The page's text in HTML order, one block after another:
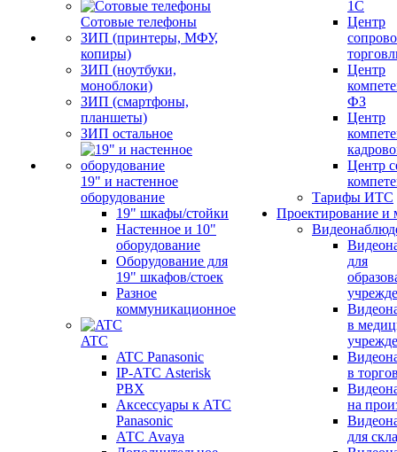
Сотовые телефоны
ЗИП (принтеры, МФУ,
копиры)
ЗИП (ноутбуки,
моноблоки)
ЗИП (смартфоны,
планшеты)
ЗИП остальное
19" и настенное
оборудование
19" шкафы/стойки
Настенное и 10"
оборудование
Оборудование для
19" шкафов/стоек
Разное
коммуникационное
ATC
ATC Panasonic
IP-АТС Asterisk
PBX
Аксессуары к АТС
Panasonic
АТС Avaya
1С
Центр
Центр
ФЗ
Центр
Центр
Тарифы ИТС
Проектирование и
для
в
в
на
для